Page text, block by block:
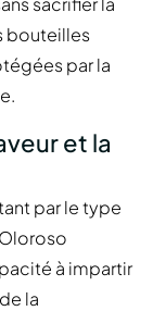
bouteilles
par la
et la
par le type
à impartir
la